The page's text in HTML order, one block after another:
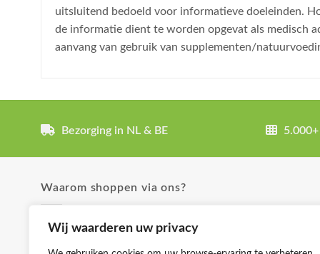
Wij waarderen uw privacy
uitsluitend bedoeld voor informatieve doeleinden.
de informatie dient te worden opgevat als medisch
aanvang van gebruik van supplementen/
Bezorging in NL & BE
Waarom shoppen via ons?
✓ Uitgebreide product omschrijvingen